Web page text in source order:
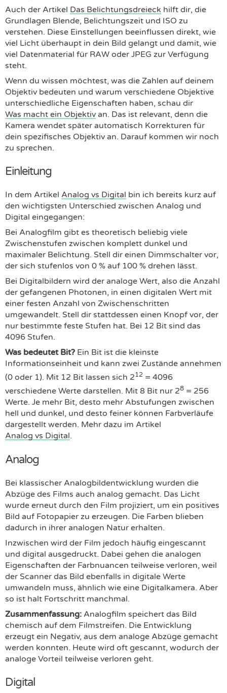
Auch der Artikel Das Belichtungsdreieck hilft dir, die
Grundlagen Blende, Belichtungszeit und ISO zu
verstehen. Diese Einstellungen beeinflussen direkt, wie
viel Licht überhaupt in dein Bild gelangt und damit, wie
viel Datenmaterial für RAW oder JPEG zur Verfügung
steht.
Wenn du wissen möchtest, was die Zahlen auf deinem
Objektiv bedeuten und warum verschiedene Objektive
unterschiedliche Eigenschaften haben, schau dir
Was macht ein Objektiv an. Das ist relevant, denn die
Kamera wendet später automatisch Korrekturen für
dein spezifisches Objektiv an. Darauf kommen wir noch
zu sprechen.
Einleitung
In dem Artikel Analog vs Digital bin ich bereits kurz auf
den wichtigsten Unterschied zwischen Analog und
Digital eingegangen:
Bei Analogfilm gibt es theoretisch beliebig viele
Zwischenstufen zwischen komplett dunkel und
maximaler Belichtung. Stell dir einen Dimmschalter vor,
der sich stufenlos von 0 % auf 100 % drehen lässt.
Bei Digitalbildern wird der analoge Wert, also die Anzahl
der gefangenen Photonen, in einen digitalen Wert mit
einer festen Anzahl von Zwischenschritten
umgewandelt. Stell dir stattdessen einen Knopf vor, der
nur bestimmte feste Stufen hat. Bei 12 Bit sind das
4096 Stufen.
Was bedeutet Bit? Ein Bit ist die kleinste
Informationseinheit und kann zwei Zustände annehmen
(0 oder 1). Mit 12 Bit lassen sich 212 = 4096
verschiedene Werte darstellen. Mit 8 Bit nur 28 = 256
Werte. Je mehr Bit, desto mehr Abstufungen zwischen
hell und dunkel, und desto feiner können Farbverläufe
dargestellt werden. Mehr dazu im Artikel
Analog vs Digital.
Analog
Bei klassischer Analogbildentwicklung wurden die
Abzüge des Films auch analog gemacht. Das Licht
wurde erneut durch den Film projiziert, um ein positives
Bild auf Fotopapier zu erzeugen. Die Farben blieben
dadurch in ihrer analogen Natur erhalten.
Inzwischen wird der Film jedoch häufig eingescannt
und digital ausgedruckt. Dabei gehen die analogen
Eigenschaften der Farbnuancen teilweise verloren, weil
der Scanner das Bild ebenfalls in digitale Werte
umwandeln muss, ähnlich wie eine Digitalkamera. Aber
so ist halt Fortschritt manchmal.
Zusammenfassung: Analogfilm speichert das Bild
chemisch auf dem Filmstreifen. Die Entwicklung
erzeugt ein Negativ, aus dem analoge Abzüge gemacht
werden konnten. Heute wird oft gescannt, wodurch der
analoge Vorteil teilweise verloren geht.
Digital